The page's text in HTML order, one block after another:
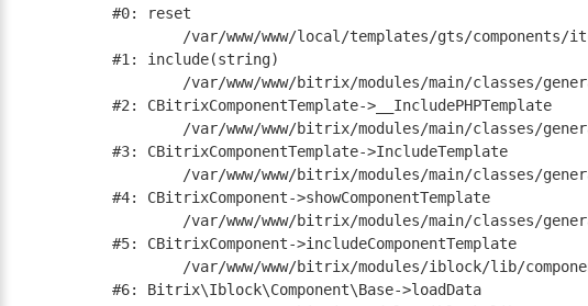
#0: reset
#1: include(string)
#2: CBitrixComponentTemplate->__IncludePHPTemplate
#3: CBitrixComponentTemplate->IncludeTemplate
#4: CBitrixComponent->showComponentTemplate
#5: CBitrixComponent->includeComponentTemplate
#6: Bitrix\Iblock\Component\Base->loadData